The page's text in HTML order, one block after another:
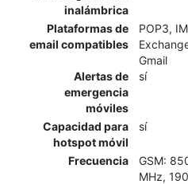
inalámbrica
Plataformas de
email compatibles
POP3,
Gmail
Alertas de
emergencia
móviles
sí
Capacidad para
hotspot móvil
sí
Frecuencia
GSM:
MHz,